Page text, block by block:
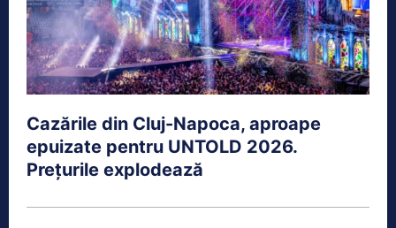
Cazările din Cluj-Napoca, aproape
epuizate pentru UNTOLD 2026.
Prețurile explodează